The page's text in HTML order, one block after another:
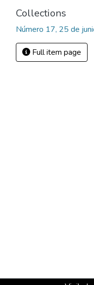
Collections
Número 17, 25 de
Full item page